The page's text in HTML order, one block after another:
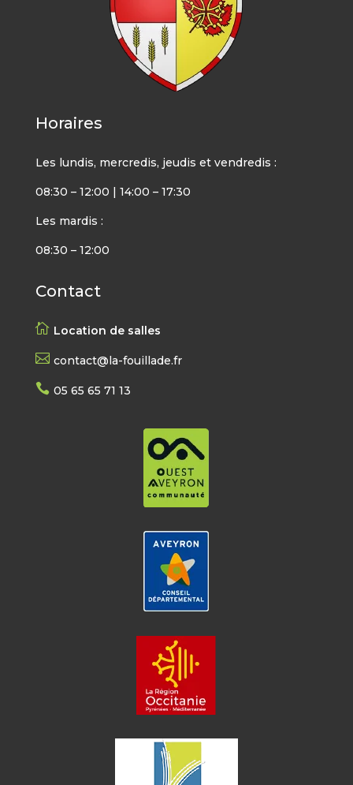
Horaires
Les lundis, mercredis, jeudis et vendredis :
08:30 – 12:00 | 14:00 – 17:30
Les mardis :
08:30 – 12:00
Contact
 Location de salles
 contact@la-fouillade.fr
 05 65 65 71 13